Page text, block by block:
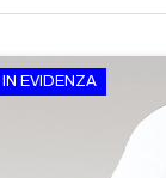
IN EVIDENZA